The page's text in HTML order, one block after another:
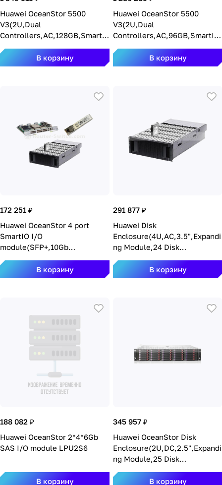
Huawei OceanStor 5500
V3(2U,Dual
Controllers,AC,128GB,SmartI
FC,25*2.5",SPE33C0225)
55V3-128G-AC2-8
В корзину
Huawei OceanStor 5500
V3(2U,Dual
Controllers,AC,96GB,SmartIO,
ETH,12*3.5",SPE33C0212)
55V3-96G-AC3-10
В корзину
172 251 ₽
Huawei OceanStor 4 port
SmartIO I/O
module(SFP+,10Gb
SMARTIO10ETHВ корзину
291 877 ₽
Huawei Disk
Enclosure(4U,AC,3.5",Expandi
ng Module,24 Disk
Unit,DAE22435U4)
DAE22435U4-1-AC
В корзину
188 082 ₽
Huawei OceanStor 2*4*6Gb
SAS I/O module LPU2S6
В корзину
345 957 ₽
Huawei OceanStor Disk
Enclosure(2U,DC,2.5",Expandi
ng Module,25 Disk
Unit,DAE22525U2)
В корзину